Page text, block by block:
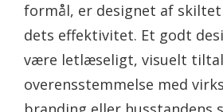
formål, er designet af
dets effektivitet. Et godt
være letlæseligt, visuelt
overensstemmelse med